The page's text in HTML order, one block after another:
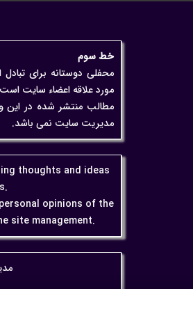
خط سوم
محفلی دوستانه برای
مورد علاقه اعضاء سایت
مطالب منتشر شده در این
مدیریت سایت نمی باشد.
thoughts and ideas
opinions of the
site management.